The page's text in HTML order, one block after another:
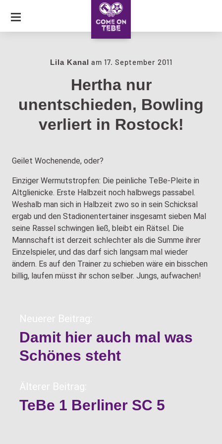
SKIP
TO
JOURNAL
COLLECTION
CARAVAN OF LOVE
Lila Kanal am 17. September 2011
Hertha nur
unentschieden, Bowling
verliert in Rostock!
Geilet Wochenende, oder?
Einziger Wermutstropfen: Die peinliche TeBe-Pleite in
Altglienicke. Erste Halbzeit noch halbwegs passabel.
Weshalb man sich in Halbzeit zwo so in sein Schicksal
ergab und den Stadionentertainer insgesamt sieben Mal
seine Rassel schwingen ließ, bleibt ein Rätsel. Die
Mannschaft ist derzeit schlechter als die Summe ihrer
Einzelspieler, und das darf sich langsam mal wieder
ändern. Es auf den Trainer zu schieben wäre ein bisschen
billig, laufen müsst ihr schon selber. Jungs, aufwachen!
Neuerer Beitrag:
Damit hier auch mal was
Schönes steht
Älterer Beitrag:
TeBe 1 Berliner SC 5